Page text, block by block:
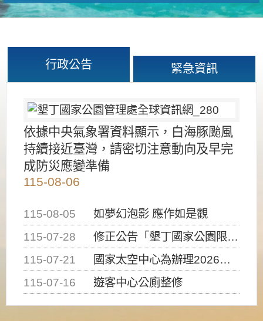
行政公告 緊急資訊
依據中央氣象署資料顯示，白海豚颱風
持續接近臺灣，請密切注意動向及早完
成防災應變準備
115-08-06
115-08-05
如夢幻泡影 應作如是觀
115-07-28
修正公告「墾丁國家公園限制水域遊憩活動之種類、範圍、時間及行為」，自即日生效。
115-07-21
國家太空中心為辦理2026台灣盃火箭競賽，陸、海、空域警戒及協調相關事宜，因颱風備案事宜
115-07-16
遊客中心公廁整修